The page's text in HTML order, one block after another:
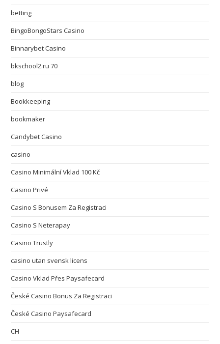
betting
BingoBongoStars Casino
Binnarybet Casino
bkschool2.ru 70
blog
Bookkeeping
bookmaker
Candybet Casino
casino
Casino Minimální Vklad 100 Kč
Casino Privé
Casino S Bonusem Za Registraci
Casino S Neterapay
Casino Trustly
casino utan svensk licens
Casino Vklad Přes Paysafecard
České Casino Bonus Za Registraci
České Casino Paysafecard
CH